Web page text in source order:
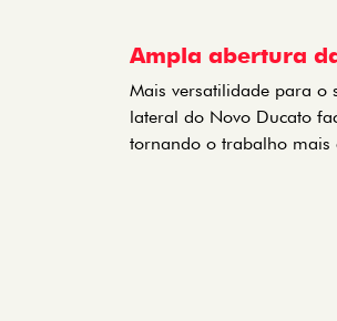
Ampla abertura
Mais versatilidade para o
lateral do Novo Ducato
tornando o trabalho mais